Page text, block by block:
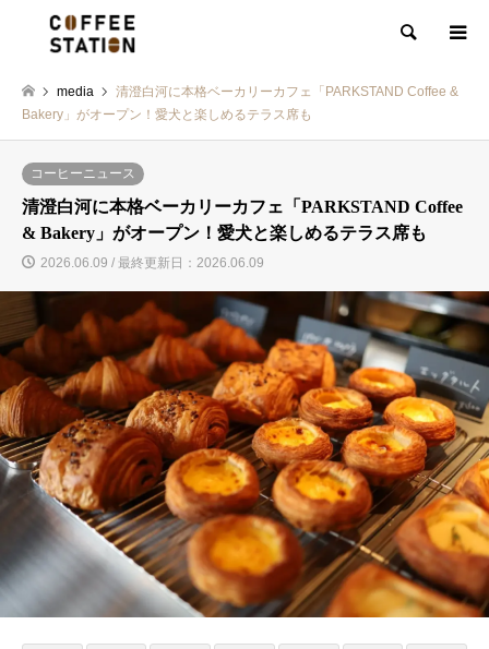
検索
media
清澄白河に本格ベーカリーカフェ「PARKSTAND Coffee &
Bakery」がオープン！愛犬と楽しめるテラス席も
コーヒーニュース
清澄白河に本格ベーカリーカフェ「PARKSTAND Coffee
& Bakery」がオープン！愛犬と楽しめるテラス席も
2026.06.09 / 最終更新日：2026.06.09